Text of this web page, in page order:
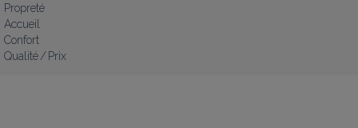
Propreté
Accueil
Confort
Qualité / Prix